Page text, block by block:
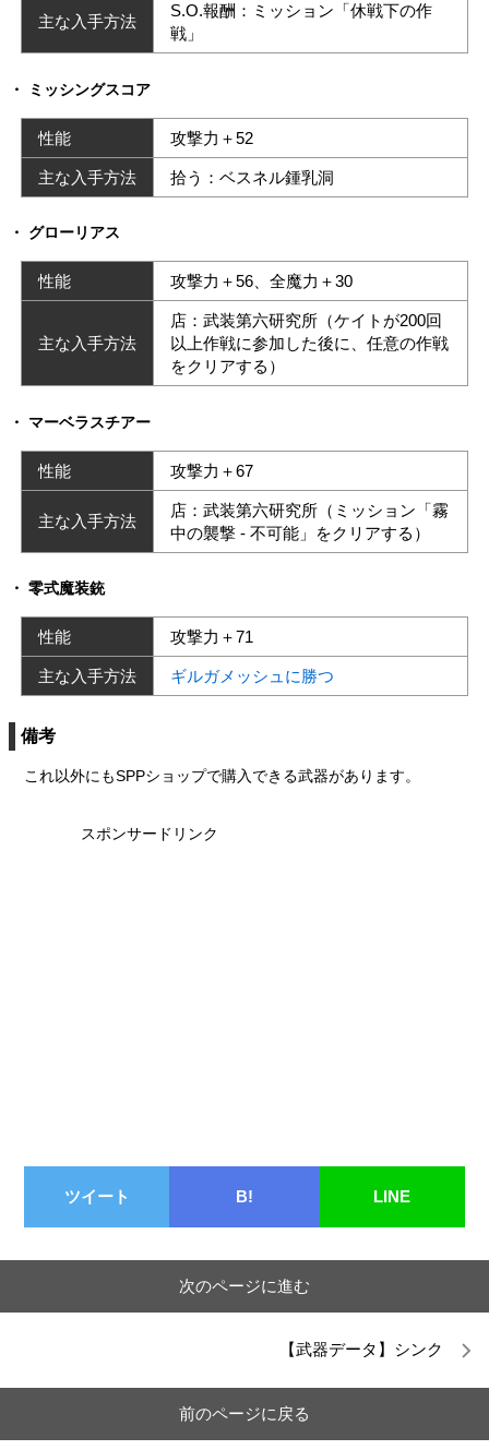
主な入手方法
S.O.報酬：ミッション「休戦下の作
戦」
ミッシングスコア
性能 攻撃力＋52
主な入手方法 拾う：ベスネル鍾乳洞
グローリアス
性能 攻撃力＋56、全魔力＋30
主な入手方法
店：武装第六研究所（ケイトが200回
以上作戦に参加した後に、任意の作戦
をクリアする）
マーベラスチアー
性能 攻撃力＋67
主な入手方法
店：武装第六研究所（ミッション「霧
中の襲撃 - 不可能」をクリアする）
零式魔装銃
性能 攻撃力＋71
主な入手方法 ギルガメッシュに勝つ
備考
これ以外にもSPPショップで購入できる武器があります。
スポンサードリンク
ツイート B! LINE
次のページに進む
【武器データ】シンク
前のページに戻る